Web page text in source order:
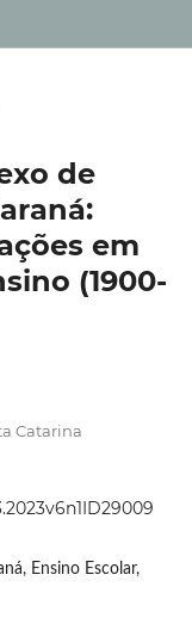
de
em
(1900-
Catarina
Ensino Escolar,